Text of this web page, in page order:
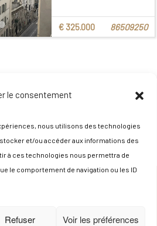
le consentement
nous utilisons des technologies
et/ou accéder aux informations des
à ces technologies nous permettra de
le comportement de navigation ou les ID
Refuser Voir les préférences
€ 325.000 86509250